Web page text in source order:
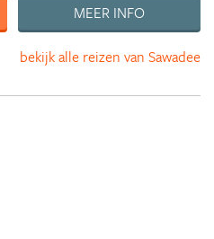
MEER INFO
bekijk alle reizen van Sawadee